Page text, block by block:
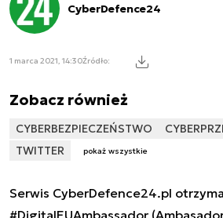
CyberDefence24
1 marca 2021, 14:30Źródło:
Zobacz również
CYBERBEZPIECZEŃSTWO
TWITTER
pokaż wszystkie
Serwis CyberDefence24.pl